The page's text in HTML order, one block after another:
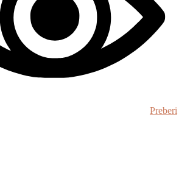
Preberi